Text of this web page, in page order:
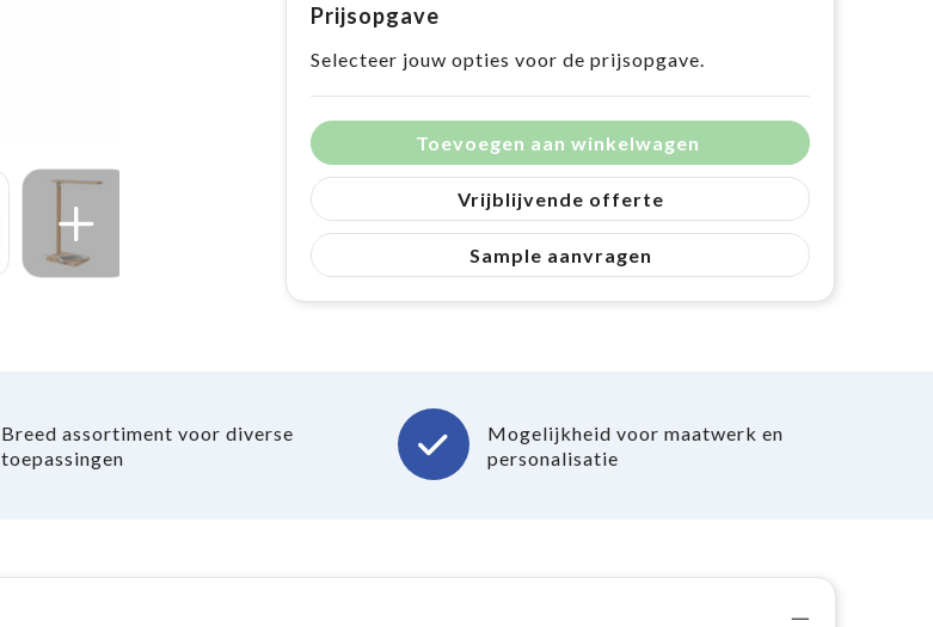
Prijsopgave
Selecteer jouw opties voor de prijsopgave.
Toevoegen aan winkelwagen
Vrijblijvende offerte
Sample aanvragen
Breed assortiment voor diverse
toepassingen
Mogelijkheid voor maatwerk en
personalisatie